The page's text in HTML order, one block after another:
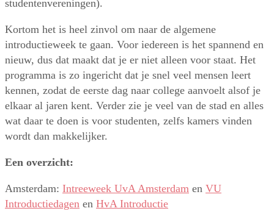
studentenvereningen).
Kortom het is heel zinvol om naar de algemene
introductieweek te gaan. Voor iedereen is het spannend en
nieuw, dus dat maakt dat je er niet alleen voor staat. Het
programma is zo ingericht dat je snel veel mensen leert
kennen, zodat de eerste dag naar college aanvoelt alsof je
elkaar al jaren kent. Verder zie je veel van de stad en alles
wat daar te doen is voor studenten, zelfs kamers vinden
wordt dan makkelijker.
Een overzicht:
Amsterdam: Intreeweek UvA Amsterdam en VU
Introductiedagen en HvA Introductie